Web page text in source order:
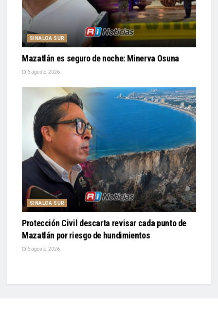
SINALOA SUR
Mazatlán es seguro de noche: Minerva Osuna
SINALOA SUR
Protección Civil descarta revisar cada punto de
Mazatlán por riesgo de hundimientos
6 agosto, 2026